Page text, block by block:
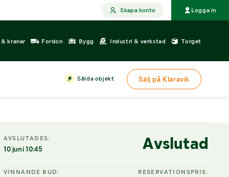
Skapa konto Logga in
kranar Fordon Bygg Industri & verkstad Torget
Sålda objekt Sälj på Klaravik
AVSLUTADES:
10 juni 10:45 Avslutad
VINNANDE BUD: RESERVATIONSPRIS: